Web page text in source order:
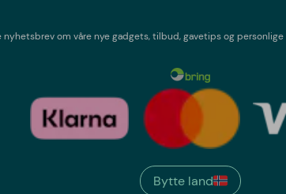
nyhetsbrev om våre nye gadgets, tilbud, gavetips og personlige
Bytte land